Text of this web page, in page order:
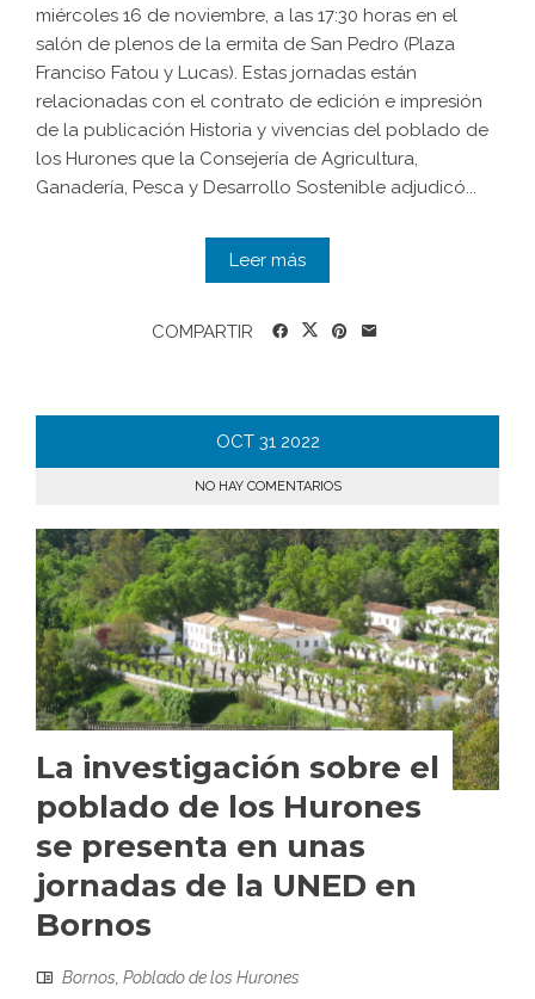
miércoles 16 de noviembre, a las 17:30 horas en el
salón de plenos de la ermita de San Pedro (Plaza
Franciso Fatou y Lucas). Estas jornadas están
relacionadas con el contrato de edición e impresión
de la publicación Historia y vivencias del poblado de
los Hurones que la Consejería de Agricultura,
Ganadería, Pesca y Desarrollo Sostenible adjudicó...
Leer más
COMPARTIR
OCT 31 2022
NO HAY COMENTARIOS
La investigación sobre el
poblado de los Hurones
se presenta en unas
jornadas de la UNED en
Bornos
Bornos Poblado de los Hurones